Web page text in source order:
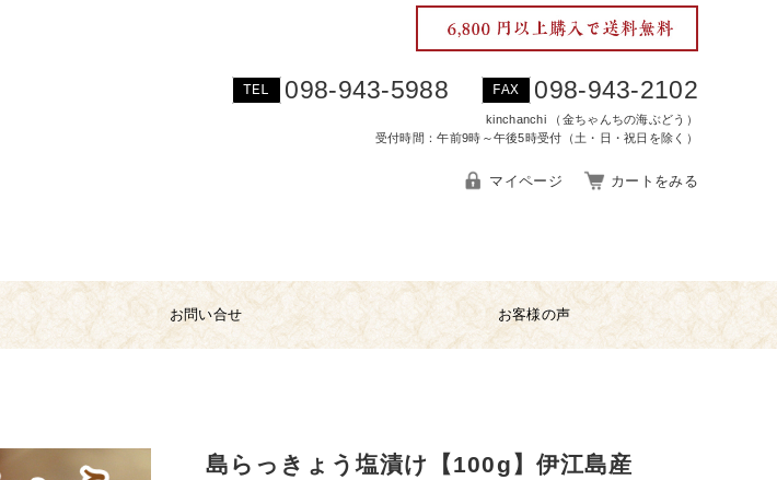
TEL 098-943-5988 FAX 098-943-2102
kinchanchi （金ちゃんちの海ぶどう）
受付時間：午前9時～午後5時受付（土・日・祝日を除く）
マイページ カートをみる
お問い合せ お客様の声
島らっきょう塩漬け【100g】伊江島産